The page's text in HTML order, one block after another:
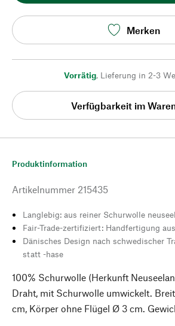
Merken
Vorrätig, Lieferung in 2-3
Verfügbarkeit im
Produktinformation
Artikelnummer 215435
Langlebig: aus reiner Schurwolle
Fair-Trade-zertifiziert: Handfertigung
Dänisches Design nach schwedischer
statt -hase
100% Schurwolle (Herkunft
Draht, mit Schurwolle umwickelt.
cm, Körper ohne Flügel Ø 3 cm.